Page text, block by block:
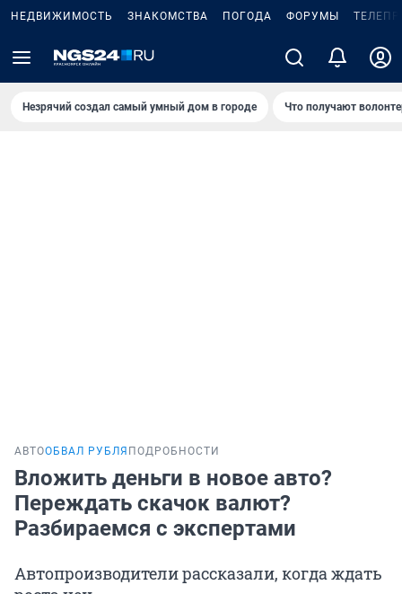
НЕДВИЖИМОСТЬ ЗНАКОМСТВА ПОГОДА ФОРУМЫ
Незрячий создал самый умный дом в городе Что получают
АВТООБВАЛ РУБЛЯ ПОДРОБНОСТИ
Вложить деньги в новое авто?
Переждать скачок валют?
Разбираемся с экспертами
Автопроизводители рассказали, когда ждать